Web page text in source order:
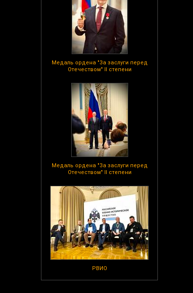
Медаль ордена "За заслуги перед
Отечеством" II степени
Медаль ордена "За заслуги перед
Отечеством" II степени
РВИО